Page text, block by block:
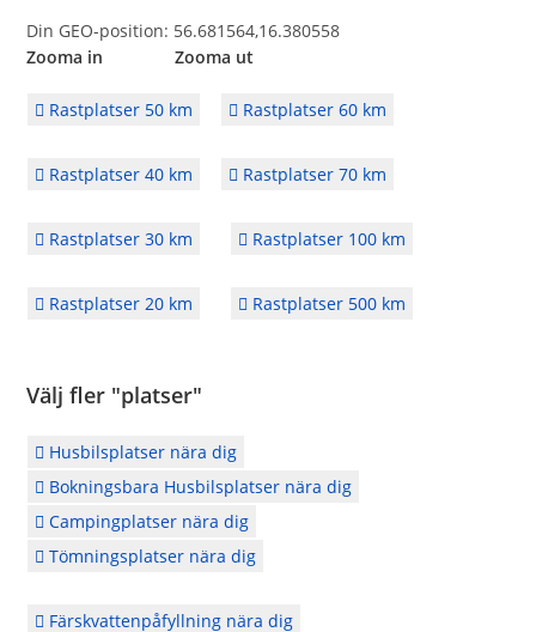
Din GEO-position: 56.681564,16.380558
Zooma in Zooma ut
Rastplatser 50 km Rastplatser 60 km
Rastplatser 40 km Rastplatser 70 km
Rastplatser 30 km Rastplatser 100 km
Rastplatser 20 km Rastplatser 500 km
Välj fler "platser"
Husbilsplatser nära dig
Bokningsbara Husbilsplatser nära dig
Campingplatser nära dig
Tömningsplatser nära dig
Färskvattenpåfyllning nära dig